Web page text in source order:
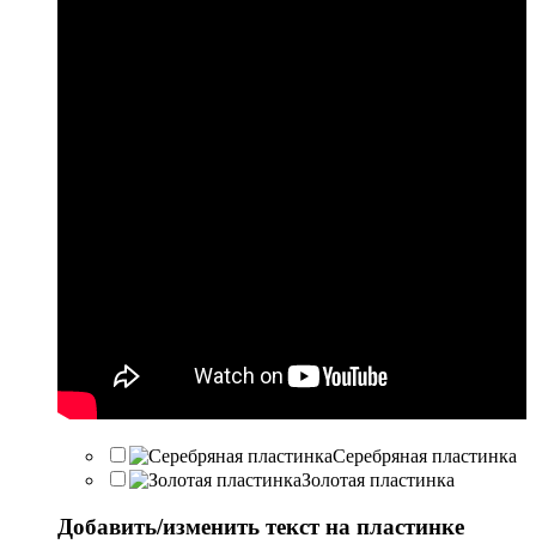
Серебряная пластинка
Золотая пластинка
Добавить/изменить текст на пластинке